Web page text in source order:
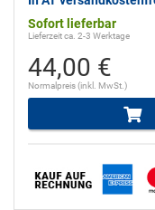
Sofort lieferbar
Lieferzeit ca. 2-3 Werktage
44,00 €
Normalpreis (inkl. MwSt.)